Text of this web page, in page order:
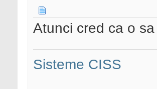
Atunci cred ca o
Sisteme CISS